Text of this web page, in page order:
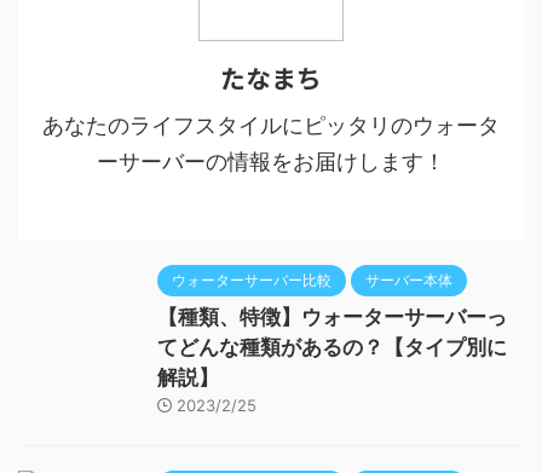
たなまち
あなたのライフスタイルにピッタリのウォータ
ーサーバーの情報をお届けします！
ウォーターサーバー比較 サーバー本体
【種類、特徴】ウォーターサーバーっ
てどんな種類があるの？【タイプ別に
解説】
2023/2/25